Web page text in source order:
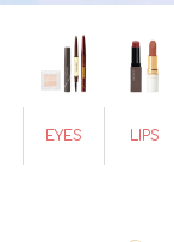
EYES LIPS